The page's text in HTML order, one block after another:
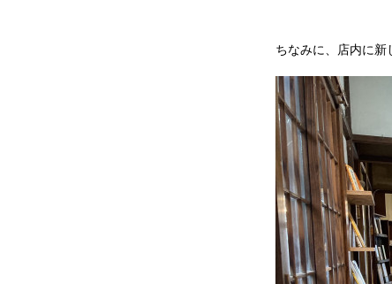
ちなみに、店内に新